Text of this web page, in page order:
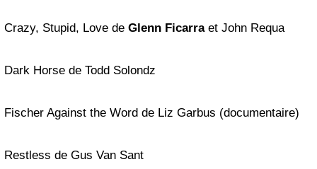
Crazy, Stupid, Love de Glenn Ficarraet John Requa
Dark Horse de Todd Solondz
Fischer Against the Word de Liz Garbus (documentaire)
Restless de Gus Van Sant